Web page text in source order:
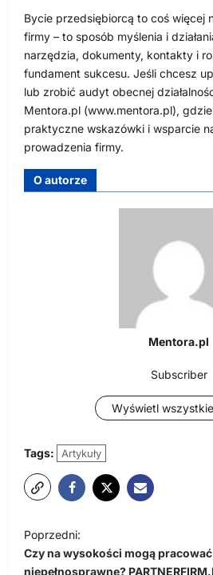
Bycie przedsiębiorcą to coś więcej
firmy – to sposób myślenia i
narzędzia, dokumenty, kontakty i
fundament sukcesu. Jeśli chcesz
lub zrobić audyt obecnej
Mentora.pl (www.mentora.pl),
praktyczne wskazówki i wsparcie
prowadzenia firmy.
O autorze
Mentora.pl
Subscriber
Wyświetl
Tags: Artykuły
N
a
Poprzedni:
Czy na wysokości mogą
niepełnosprawne?